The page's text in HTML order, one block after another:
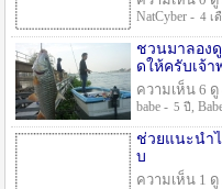
NatCyber - 4 เ
ชวนมาลองดู
ดให้ครับเจ้
ความเห็น 6 ดู
babe - 5 ปี ,
ช่วยแนะนำ
บ
ความเห็น 1 ดู